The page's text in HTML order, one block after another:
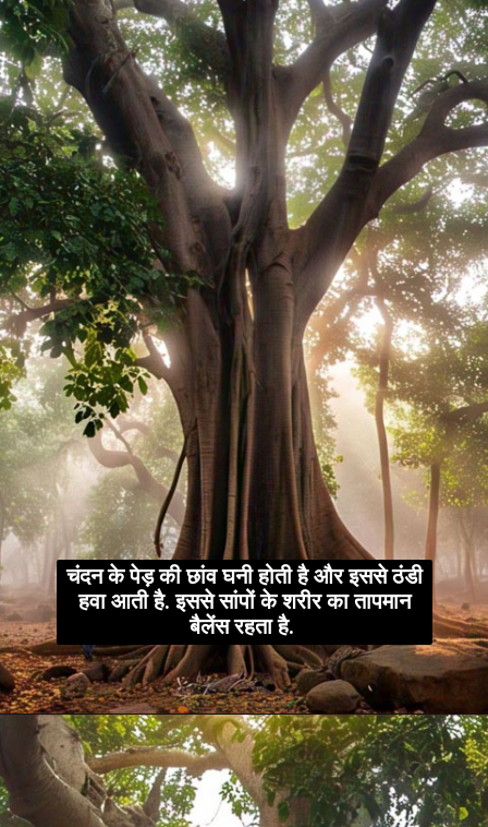
चंदन के पेड़ की छांव घनी होती है और इससे ठंडी
हवा आती है. इससे सांपों के शरीर का तापमान
बैलेंस रहता है.